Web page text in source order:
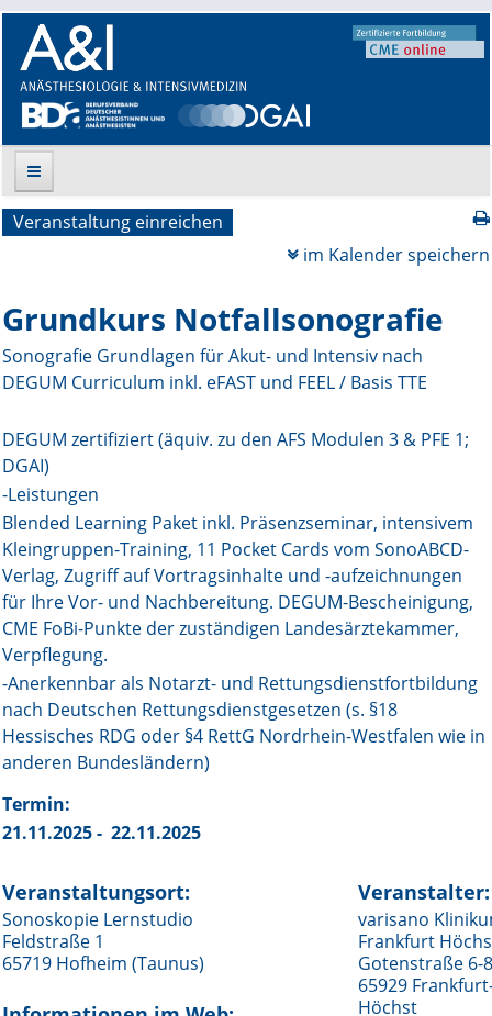
Suche
Archiv
Supplements
Supplements OrphanAnesthesia
Online First
A&I English
Mediadaten
Autoren-Service
Bestell-Service
Stellenmarkt
Kongresskalender
Veranstaltung einreichen
im Kalender speichern
Grundkurs Notfallsonografie
Sonografie Grundlagen für Akut- und Intensiv nach
DEGUM Curriculum inkl. eFAST und FEEL / Basis TTE
DEGUM zertifiziert (äquiv. zu den AFS Modulen 3 & PFE 1;
DGAI)
-Leistungen
Blended Learning Paket inkl. Präsenzseminar, intensivem
Kleingruppen-Training, 11 Pocket Cards vom SonoABCD-
Verlag, Zugriff auf Vortragsinhalte und -aufzeichnungen
für Ihre Vor- und Nachbereitung. DEGUM-Bescheinigung,
CME FoBi-Punkte der zuständigen Landesärztekammer,
Verpflegung.
-Anerkennbar als Notarzt- und Rettungsdienstfortbildung
nach Deutschen Rettungsdienstgesetzen (s. §18
Hessisches RDG oder §4 RettG Nordrhein-Westfalen wie in
anderen Bundesländern)
Termin:
21.11.2025 - 22.11.2025
Veranstaltungsort:
Sonoskopie Lernstudio
Feldstraße 1
65719 Hofheim (Taunus)
Veranstalter:
varisano
Frankfurt
Gotenstraße 6-8
65929
Höchst